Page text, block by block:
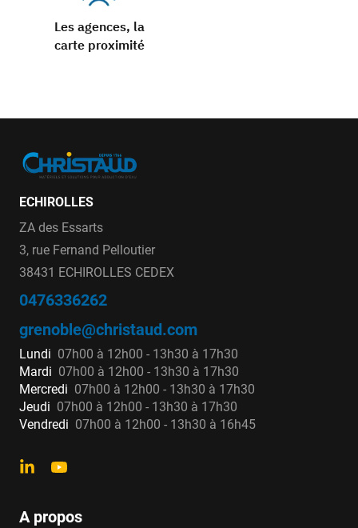
Les agences, la
carte proximité
ECHIROLLES
ZA des Essarts
3, rue Fernand Pelloutier
38431 ECHIROLLES CEDEX
0476336262
grenoble@christaud.com
Lundi 07h00 à 12h00 - 13h30 à 17h30
Mardi 07h00 à 12h00 - 13h30 à 17h30
Mercredi 07h00 à 12h00 - 13h30 à 17h30
Jeudi 07h00 à 12h00 - 13h30 à 17h30
Vendredi 07h00 à 12h00 - 13h30 à 16h45
A propos